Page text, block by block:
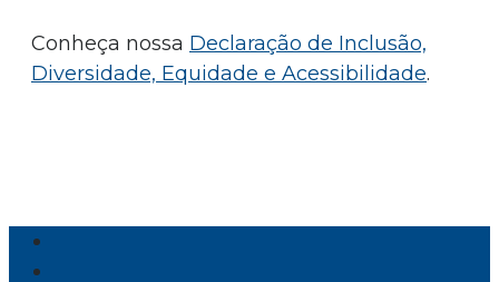
Conheça nossa Declaração de Inclusão,
Diversidade, Equidade e Acessibilidade.